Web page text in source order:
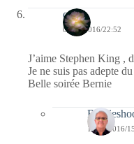
erato
08/01/2016/22:52
J’aime Stephen King ,
Je ne suis pas adepte
Belle soirée Bernie
12/01/2016/